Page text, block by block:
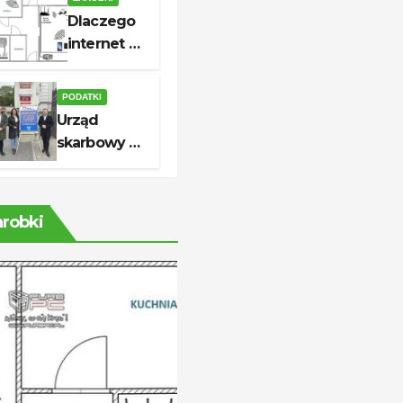
i realne
oszczędności
Dlaczego
internet w
domu jest
niestabilny
i jak to
naprawić
PODATKI
Urząd
skarbowy w
Pabianicach:
kontakt i
usługi dla